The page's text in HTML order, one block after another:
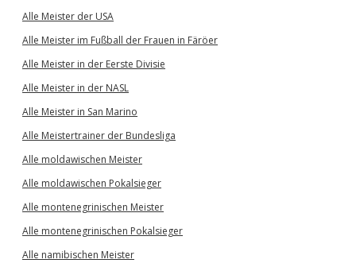
Alle Meister der USA
Alle Meister im Fußball der Frauen in Färöer
Alle Meister in der Eerste Divisie
Alle Meister in der NASL
Alle Meister in San Marino
Alle Meistertrainer der Bundesliga
Alle moldawischen Meister
Alle moldawischen Pokalsieger
Alle montenegrinischen Meister
Alle montenegrinischen Pokalsieger
Alle namibischen Meister